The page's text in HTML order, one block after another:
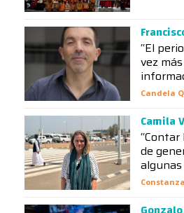
“El
vez
Candela
Camila
de
algunas